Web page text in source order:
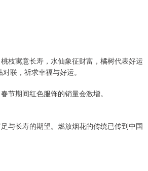
枝寓意长寿，水仙象征财富，橘树代表好运
联，祈求幸福与好运。
节期间红色服饰的销量会激增。
与长寿的期望。燃放烟花的传统已传到中国